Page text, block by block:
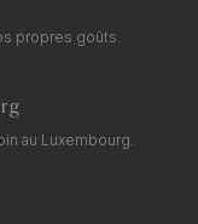
propres goûts.
au Luxembourg.